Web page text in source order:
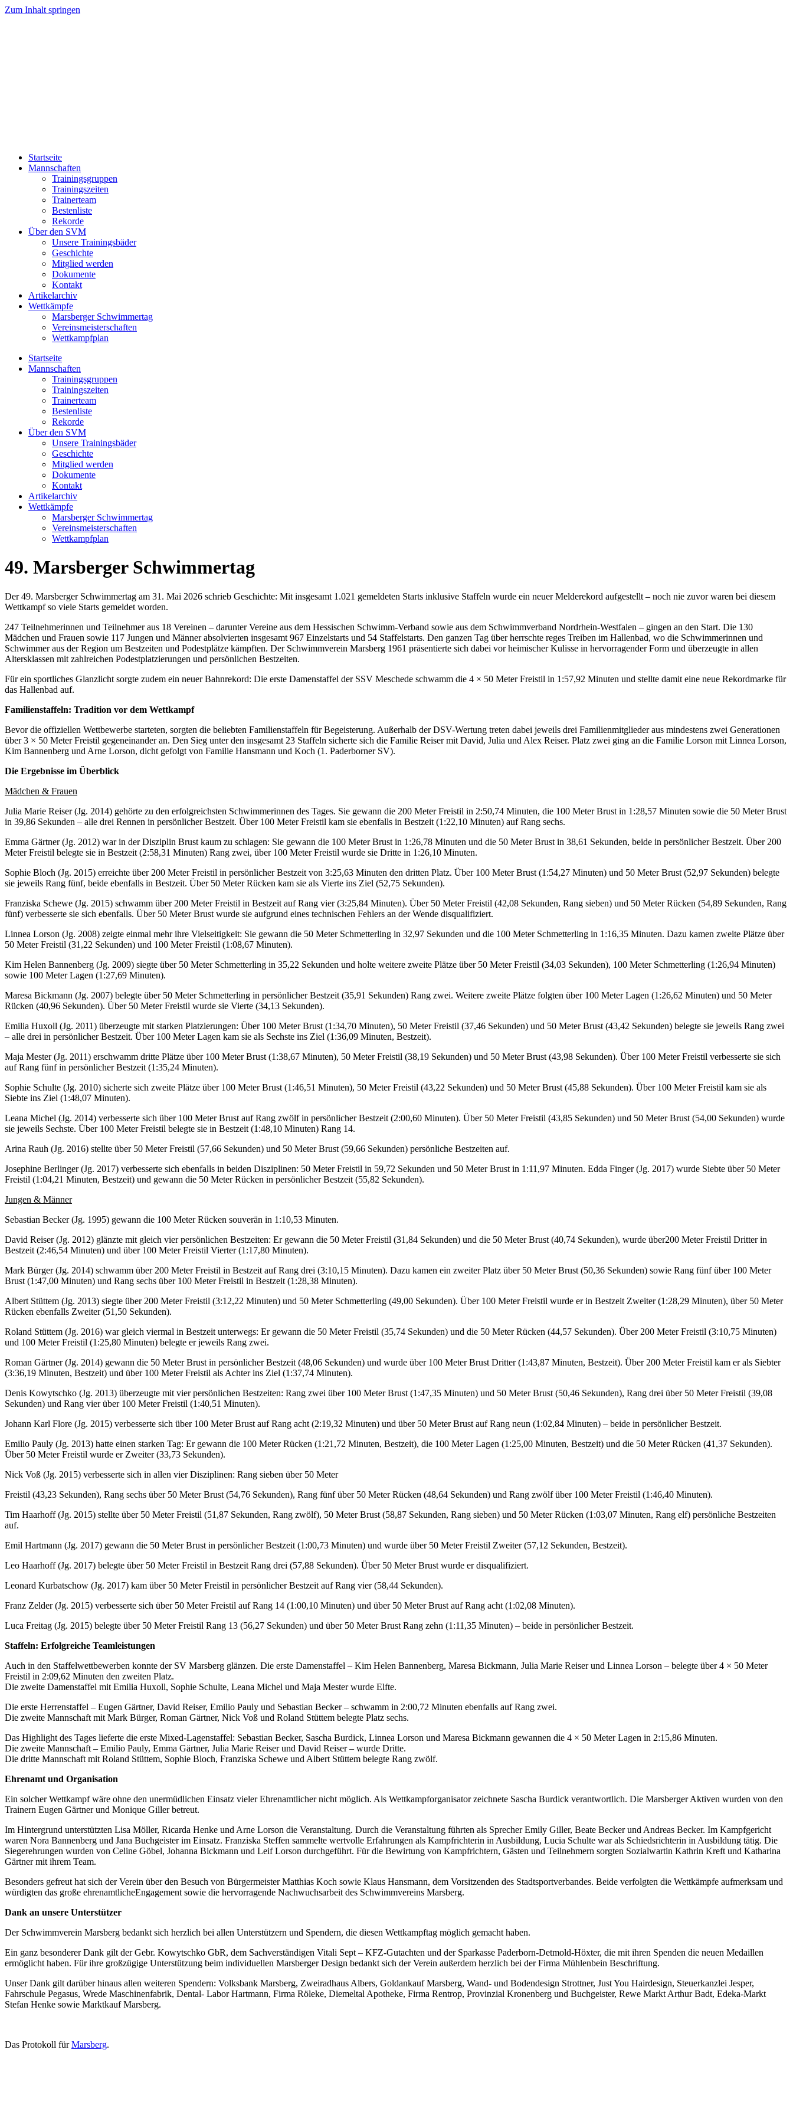
Zum Inhalt springen
Startseite
Mannschaften
Trainingsgruppen
Trainingszeiten
Trainerteam
Bestenliste
Rekorde
Über den SVM
Unsere Trainingsbäder
Geschichte
Mitglied werden
Dokumente
Kontakt
Artikelarchiv
Wettkämpfe
Marsberger Schwimmertag
Vereinsmeisterschaften
Wettkampfplan
Startseite
Mannschaften
Trainingsgruppen
Trainingszeiten
Trainerteam
Bestenliste
Rekorde
Über den SVM
Unsere Trainingsbäder
Geschichte
Mitglied werden
Dokumente
Kontakt
Artikelarchiv
Wettkämpfe
Marsberger Schwimmertag
Vereinsmeisterschaften
Wettkampfplan
49. Marsberger Schwimmertag
Der 49. Marsberger Schwimmertag am 31. Mai 2026 schrieb Geschichte: Mit insgesamt 1.021 gemeldeten Starts inklusive Staffeln wurde ein neuer Melderekord aufgestellt – noch nie zuvor waren bei diesem
Wettkampf so viele Starts gemeldet worden.
247 Teilnehmerinnen und Teilnehmer aus 18 Vereinen – darunter Vereine aus dem Hessischen Schwimm-Verband sowie aus dem Schwimmverband Nordrhein-Westfalen – gingen an den Start. Die 130
Mädchen und Frauen sowie 117 Jungen und Männer absolvierten insgesamt 967 Einzelstarts und 54 Staffelstarts. Den ganzen Tag über herrschte reges Treiben im Hallenbad, wo die Schwimmerinnen und
Schwimmer aus der Region um Bestzeiten und Podestplätze kämpften. Der Schwimmverein Marsberg 1961 präsentierte sich dabei vor heimischer Kulisse in hervorragender Form und überzeugte in allen
Altersklassen mit zahlreichen Podestplatzierungen und persönlichen Bestzeiten.
Für ein sportliches Glanzlicht sorgte zudem ein neuer Bahnrekord: Die erste Damenstaffel der SSV Meschede schwamm die 4 × 50 Meter Freistil in 1:57,92 Minuten und stellte damit eine neue Rekordmarke für
das Hallenbad auf.
Familienstaffeln: Tradition vor dem Wettkampf
Bevor die offiziellen Wettbewerbe starteten, sorgten die beliebten Familienstaffeln für Begeisterung. Außerhalb der DSV-Wertung treten dabei jeweils drei Familienmitglieder aus mindestens zwei Generationen
über 3 × 50 Meter Freistil gegeneinander an. Den Sieg unter den insgesamt 23 Staffeln sicherte sich die Familie Reiser mit David, Julia und Alex Reiser. Platz zwei ging an die Familie Lorson mit Linnea Lorson,
Kim Bannenberg und Arne Lorson, dicht gefolgt von Familie Hansmann und Koch (1. Paderborner SV).
Die Ergebnisse im Überblick
Mädchen & Frauen
Julia Marie Reiser (Jg. 2014) gehörte zu den erfolgreichsten Schwimmerinnen des Tages. Sie gewann die 200 Meter Freistil in 2:50,74 Minuten, die 100 Meter Brust in 1:28,57 Minuten sowie die 50 Meter Brust
in 39,86 Sekunden – alle drei Rennen in persönlicher Bestzeit. Über 100 Meter Freistil kam sie ebenfalls in Bestzeit (1:22,10 Minuten) auf Rang sechs.
Emma Gärtner (Jg. 2012) war in der Disziplin Brust kaum zu schlagen: Sie gewann die 100 Meter Brust in 1:26,78 Minuten und die 50 Meter Brust in 38,61 Sekunden, beide in persönlicher Bestzeit. Über 200
Meter Freistil belegte sie in Bestzeit (2:58,31 Minuten) Rang zwei, über 100 Meter Freistil wurde sie Dritte in 1:26,10 Minuten.
Sophie Bloch (Jg. 2015) erreichte über 200 Meter Freistil in persönlicher Bestzeit von 3:25,63 Minuten den dritten Platz. Über 100 Meter Brust (1:54,27 Minuten) und 50 Meter Brust (52,97 Sekunden) belegte
sie jeweils Rang fünf, beide ebenfalls in Bestzeit. Über 50 Meter Rücken kam sie als Vierte ins Ziel (52,75 Sekunden).
Franziska Schewe (Jg. 2015) schwamm über 200 Meter Freistil in Bestzeit auf Rang vier (3:25,84 Minuten). Über 50 Meter Freistil (42,08 Sekunden, Rang sieben) und 50 Meter Rücken (54,89 Sekunden, Rang
fünf) verbesserte sie sich ebenfalls. Über 50 Meter Brust wurde sie aufgrund eines technischen Fehlers an der Wende disqualifiziert.
Linnea Lorson (Jg. 2008) zeigte einmal mehr ihre Vielseitigkeit: Sie gewann die 50 Meter Schmetterling in 32,97 Sekunden und die 100 Meter Schmetterling in 1:16,35 Minuten. Dazu kamen zweite Plätze über
50 Meter Freistil (31,22 Sekunden) und 100 Meter Freistil (1:08,67 Minuten).
Kim Helen Bannenberg (Jg. 2009) siegte über 50 Meter Schmetterling in 35,22 Sekunden und holte weitere zweite Plätze über 50 Meter Freistil (34,03 Sekunden), 100 Meter Schmetterling (1:26,94 Minuten)
sowie 100 Meter Lagen (1:27,69 Minuten).
Maresa Bickmann (Jg. 2007) belegte über 50 Meter Schmetterling in persönlicher Bestzeit (35,91 Sekunden) Rang zwei. Weitere zweite Plätze folgten über 100 Meter Lagen (1:26,62 Minuten) und 50 Meter
Rücken (40,96 Sekunden). Über 50 Meter Freistil wurde sie Vierte (34,13 Sekunden).
Emilia Huxoll (Jg. 2011) überzeugte mit starken Platzierungen: Über 100 Meter Brust (1:34,70 Minuten), 50 Meter Freistil (37,46 Sekunden) und 50 Meter Brust (43,42 Sekunden) belegte sie jeweils Rang zwei
– alle drei in persönlicher Bestzeit. Über 100 Meter Lagen kam sie als Sechste ins Ziel (1:36,09 Minuten, Bestzeit).
Maja Mester (Jg. 2011) erschwamm dritte Plätze über 100 Meter Brust (1:38,67 Minuten), 50 Meter Freistil (38,19 Sekunden) und 50 Meter Brust (43,98 Sekunden). Über 100 Meter Freistil verbesserte sie sich
auf Rang fünf in persönlicher Bestzeit (1:35,24 Minuten).
Sophie Schulte (Jg. 2010) sicherte sich zweite Plätze über 100 Meter Brust (1:46,51 Minuten), 50 Meter Freistil (43,22 Sekunden) und 50 Meter Brust (45,88 Sekunden). Über 100 Meter Freistil kam sie als
Siebte ins Ziel (1:48,07 Minuten).
Leana Michel (Jg. 2014) verbesserte sich über 100 Meter Brust auf Rang zwölf in persönlicher Bestzeit (2:00,60 Minuten). Über 50 Meter Freistil (43,85 Sekunden) und 50 Meter Brust (54,00 Sekunden) wurde
sie jeweils Sechste. Über 100 Meter Freistil belegte sie in Bestzeit (1:48,10 Minuten) Rang 14.
Arina Rauh (Jg. 2016) stellte über 50 Meter Freistil (57,66 Sekunden) und 50 Meter Brust (59,66 Sekunden) persönliche Bestzeiten auf.
Josephine Berlinger (Jg. 2017) verbesserte sich ebenfalls in beiden Disziplinen: 50 Meter Freistil in 59,72 Sekunden und 50 Meter Brust in 1:11,97 Minuten. Edda Finger (Jg. 2017) wurde Siebte über 50 Meter
Freistil (1:04,21 Minuten, Bestzeit) und gewann die 50 Meter Rücken in persönlicher Bestzeit (55,82 Sekunden).
Jungen & Männer
Sebastian Becker (Jg. 1995) gewann die 100 Meter Rücken souverän in 1:10,53 Minuten.
David Reiser (Jg. 2012) glänzte mit gleich vier persönlichen Bestzeiten: Er gewann die 50 Meter Freistil (31,84 Sekunden) und die 50 Meter Brust (40,74 Sekunden), wurde über200 Meter Freistil Dritter in
Bestzeit (2:46,54 Minuten) und über 100 Meter Freistil Vierter (1:17,80 Minuten).
Mark Bürger (Jg. 2014) schwamm über 200 Meter Freistil in Bestzeit auf Rang drei (3:10,15 Minuten). Dazu kamen ein zweiter Platz über 50 Meter Brust (50,36 Sekunden) sowie Rang fünf über 100 Meter
Brust (1:47,00 Minuten) und Rang sechs über 100 Meter Freistil in Bestzeit (1:28,38 Minuten).
Albert Stüttem (Jg. 2013) siegte über 200 Meter Freistil (3:12,22 Minuten) und 50 Meter Schmetterling (49,00 Sekunden). Über 100 Meter Freistil wurde er in Bestzeit Zweiter (1:28,29 Minuten), über 50 Meter
Rücken ebenfalls Zweiter (51,50 Sekunden).
Roland Stüttem (Jg. 2016) war gleich viermal in Bestzeit unterwegs: Er gewann die 50 Meter Freistil (35,74 Sekunden) und die 50 Meter Rücken (44,57 Sekunden). Über 200 Meter Freistil (3:10,75 Minuten)
und 100 Meter Freistil (1:25,80 Minuten) belegte er jeweils Rang zwei.
Roman Gärtner (Jg. 2014) gewann die 50 Meter Brust in persönlicher Bestzeit (48,06 Sekunden) und wurde über 100 Meter Brust Dritter (1:43,87 Minuten, Bestzeit). Über 200 Meter Freistil kam er als Siebter
(3:36,19 Minuten, Bestzeit) und über 100 Meter Freistil als Achter ins Ziel (1:37,74 Minuten).
Denis Kowytschko (Jg. 2013) überzeugte mit vier persönlichen Bestzeiten: Rang zwei über 100 Meter Brust (1:47,35 Minuten) und 50 Meter Brust (50,46 Sekunden), Rang drei über 50 Meter Freistil (39,08
Sekunden) und Rang vier über 100 Meter Freistil (1:40,51 Minuten).
Johann Karl Flore (Jg. 2015) verbesserte sich über 100 Meter Brust auf Rang acht (2:19,32 Minuten) und über 50 Meter Brust auf Rang neun (1:02,84 Minuten) – beide in persönlicher Bestzeit.
Emilio Pauly (Jg. 2013) hatte einen starken Tag: Er gewann die 100 Meter Rücken (1:21,72 Minuten, Bestzeit), die 100 Meter Lagen (1:25,00 Minuten, Bestzeit) und die 50 Meter Rücken (41,37 Sekunden).
Über 50 Meter Freistil wurde er Zweiter (33,73 Sekunden).
Nick Voß (Jg. 2015) verbesserte sich in allen vier Disziplinen: Rang sieben über 50 Meter
Freistil (43,23 Sekunden), Rang sechs über 50 Meter Brust (54,76 Sekunden), Rang fünf über 50 Meter Rücken (48,64 Sekunden) und Rang zwölf über 100 Meter Freistil (1:46,40 Minuten).
Tim Haarhoff (Jg. 2015) stellte über 50 Meter Freistil (51,87 Sekunden, Rang zwölf), 50 Meter Brust (58,87 Sekunden, Rang sieben) und 50 Meter Rücken (1:03,07 Minuten, Rang elf) persönliche Bestzeiten
auf.
Emil Hartmann (Jg. 2017) gewann die 50 Meter Brust in persönlicher Bestzeit (1:00,73 Minuten) und wurde über 50 Meter Freistil Zweiter (57,12 Sekunden, Bestzeit).
Leo Haarhoff (Jg. 2017) belegte über 50 Meter Freistil in Bestzeit Rang drei (57,88 Sekunden). Über 50 Meter Brust wurde er disqualifiziert.
Leonard Kurbatschow (Jg. 2017) kam über 50 Meter Freistil in persönlicher Bestzeit auf Rang vier (58,44 Sekunden).
Franz Zelder (Jg. 2015) verbesserte sich über 50 Meter Freistil auf Rang 14 (1:00,10 Minuten) und über 50 Meter Brust auf Rang acht (1:02,08 Minuten).
Luca Freitag (Jg. 2015) belegte über 50 Meter Freistil Rang 13 (56,27 Sekunden) und über 50 Meter Brust Rang zehn (1:11,35 Minuten) – beide in persönlicher Bestzeit.
Staffeln: Erfolgreiche Teamleistungen
Auch in den Staffelwettbewerben konnte der SV Marsberg glänzen. Die erste Damenstaffel – Kim Helen Bannenberg, Maresa Bickmann, Julia Marie Reiser und Linnea Lorson – belegte über 4 × 50 Meter
Freistil in 2:09,62 Minuten den zweiten Platz.
Die zweite Damenstaffel mit Emilia Huxoll, Sophie Schulte, Leana Michel und Maja Mester wurde Elfte.
Die erste Herrenstaffel – Eugen Gärtner, David Reiser, Emilio Pauly und Sebastian Becker – schwamm in 2:00,72 Minuten ebenfalls auf Rang zwei.
Die zweite Mannschaft mit Mark Bürger, Roman Gärtner, Nick Voß und Roland Stüttem belegte Platz sechs.
Das Highlight des Tages lieferte die erste Mixed-Lagenstaffel: Sebastian Becker, Sascha Burdick, Linnea Lorson und Maresa Bickmann gewannen die 4 × 50 Meter Lagen in 2:15,86 Minuten.
Die zweite Mannschaft – Emilio Pauly, Emma Gärtner, Julia Marie Reiser und David Reiser – wurde Dritte.
Die dritte Mannschaft mit Roland Stüttem, Sophie Bloch, Franziska Schewe und Albert Stüttem belegte Rang zwölf.
Ehrenamt und Organisation
Ein solcher Wettkampf wäre ohne den unermüdlichen Einsatz vieler Ehrenamtlicher nicht möglich. Als Wettkampforganisator zeichnete Sascha Burdick verantwortlich. Die Marsberger Aktiven wurden von den
Trainern Eugen Gärtner und Monique Giller betreut.
Im Hintergrund unterstützten Lisa Möller, Ricarda Henke und Arne Lorson die Veranstaltung. Durch die Veranstaltung führten als Sprecher Emily Giller, Beate Becker und Andreas Becker. Im Kampfgericht
waren Nora Bannenberg und Jana Buchgeister im Einsatz. Franziska Steffen sammelte wertvolle Erfahrungen als Kampfrichterin in Ausbildung, Lucia Schulte war als Schiedsrichterin in Ausbildung tätig. Die
Siegerehrungen wurden von Celine Göbel, Johanna Bickmann und Leif Lorson durchgeführt. Für die Bewirtung von Kampfrichtern, Gästen und Teilnehmern sorgten Sozialwartin Kathrin Kreft und Katharina
Gärtner mit ihrem Team.
Besonders gefreut hat sich der Verein über den Besuch von Bürgermeister Matthias Koch sowie Klaus Hansmann, dem Vorsitzenden des Stadtsportverbandes. Beide verfolgten die Wettkämpfe aufmerksam und
würdigten das große ehrenamtlicheEngagement sowie die hervorragende Nachwuchsarbeit des Schwimmvereins Marsberg.
Dank an unsere Unterstützer
Der Schwimmverein Marsberg bedankt sich herzlich bei allen Unterstützern und Spendern, die diesen Wettkampftag möglich gemacht haben.
Ein ganz besonderer Dank gilt der Gebr. Kowytschko GbR, dem Sachverständigen Vitali Sept – KFZ-Gutachten und der Sparkasse Paderborn-Detmold-Höxter, die mit ihren Spenden die neuen Medaillen
ermöglicht haben. Für ihre großzügige Unterstützung beim individuellen Marsberger Design bedankt sich der Verein außerdem herzlich bei der Firma Mühlenbein Beschriftung.
Unser Dank gilt darüber hinaus allen weiteren Spendern: Volksbank Marsberg, Zweiradhaus Albers, Goldankauf Marsberg, Wand- und Bodendesign Strottner, Just You Hairdesign, Steuerkanzlei Jesper,
Fahrschule Pegasus, Wrede Maschinenfabrik, Dental- Labor Hartmann, Firma Röleke, Diemeltal Apotheke, Firma Rentrop, Provinzial Kronenberg und Buchgeister, Rewe Markt Arthur Badt, Edeka-Markt
Stefan Henke sowie Marktkauf Marsberg.
Das Protokoll fürMarsberg.